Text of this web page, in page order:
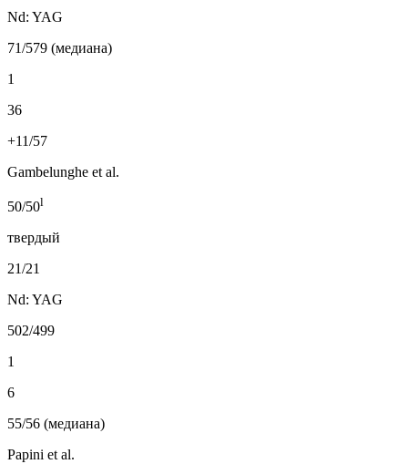
Nd: YAG
71/579 (медиана)
1
36
+11/57
Gambelunghe et al.
50/50l
твердый
21/21
Nd: YAG
502/499
1
6
55/56 (медиана)
Papini et al.